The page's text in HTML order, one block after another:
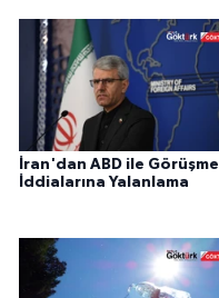
İran'dan ABD ile Görüşme
İddialarına Yalanlama